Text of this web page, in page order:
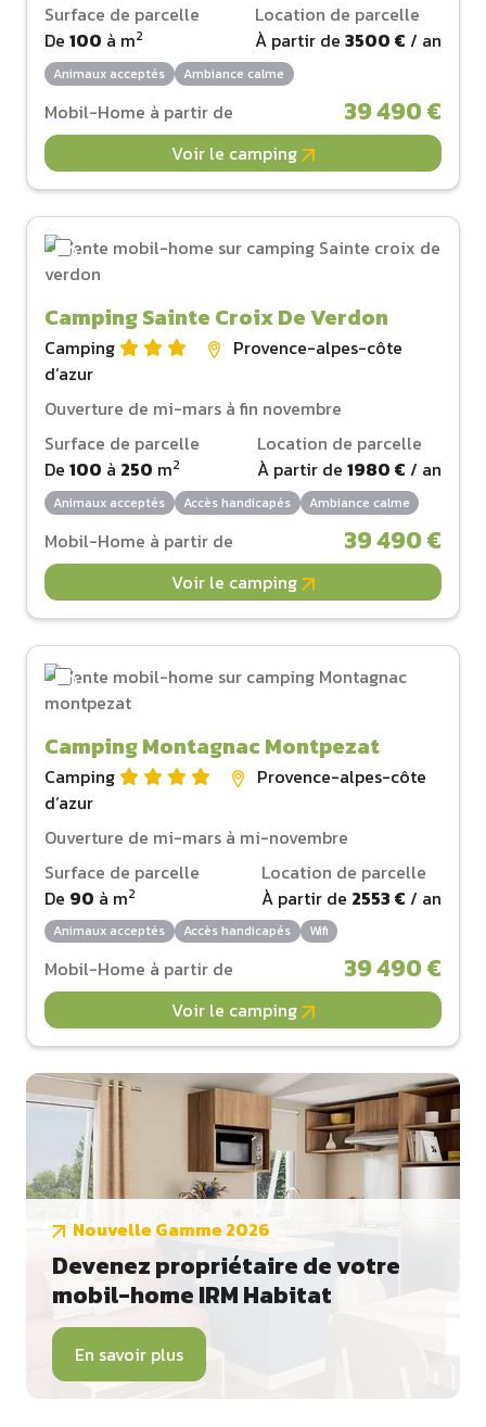
Surface de parcelle
De 100 à m2
Location de parcelle
À partir de 3500 € / an
Animaux acceptés Ambiance calme
Mobil-Home à partir de 39 490 €
Voir le camping
Camping Sainte Croix De Verdon
Camping
Provence-alpes-côte
d‘azur
Ouverture de mi-mars à fin novembre
Surface de parcelle
De 100 à 250 m2
Location de parcelle
À partir de 1980 € / an
Animaux acceptés Accès handicapés Ambiance calme
Mobil-Home à partir de 39 490 €
Voir le camping
Camping Montagnac Montpezat
Camping
Provence-alpes-côte
d‘azur
Ouverture de mi-mars à mi-novembre
Surface de parcelle
De 90 à m2
Location de parcelle
À partir de 2553 € / an
Animaux acceptés Accès handicapés Wifi
Mobil-Home à partir de 39 490 €
Voir le camping
Nouvelle Gamme 2026
Devenez propriétaire de votre
mobil-home IRM Habitat
En savoir plus